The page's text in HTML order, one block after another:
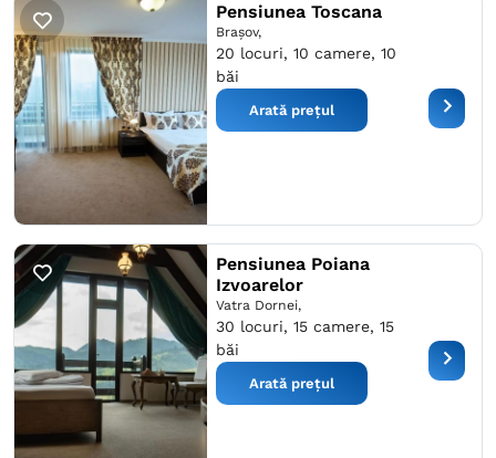
Pensiunea Toscana
Braşov,
20 locuri, 10 camere, 10
băi
Arată prețul
Pensiunea Poiana
Izvoarelor
Vatra Dornei,
30 locuri, 15 camere, 15
băi
Arată prețul